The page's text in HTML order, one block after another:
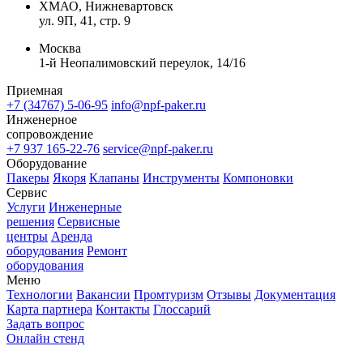
ХМАО, Нижневартовск
ул. 9П, 41, стр. 9
Москва
1-й Неопалимовский переулок, 14/16
Приемная
+7 (34767) 5-06-95 info@npf-paker.ru
Инженерное
сопровождение
+7 937 165-22-76 service@npf-paker.ru
Оборудование
Пакеры Якоря Клапаны Инструменты Компоновки
Сервис
Услуги Инженерные
решения Сервисные
центры Аренда
оборудования Ремонт
оборудования
Меню
Технологии Вакансии Промтуризм Отзывы Документация
Карта партнера Контакты Глоссарий
Задать вопрос
Онлайн стенд